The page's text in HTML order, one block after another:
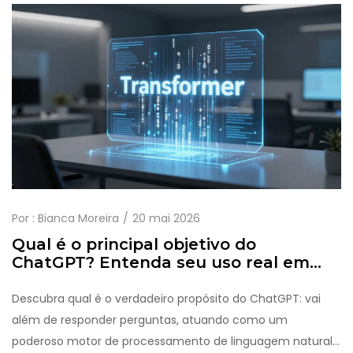
Por : Bianca Moreira 20 mai 2026
Qual é o principal objetivo do
ChatGPT? Entenda seu uso real em
Descubra qual é o verdadeiro propósito do ChatGPT: vai
além de responder perguntas, atuando como um
poderoso motor de processamento de linguagem natural